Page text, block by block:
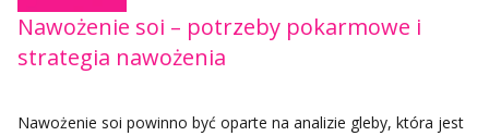
Nawożenie soi – potrzeby pokarmowe i
strategia nawożenia
Nawożenie soi powinno być oparte na analizie gleby, która jest